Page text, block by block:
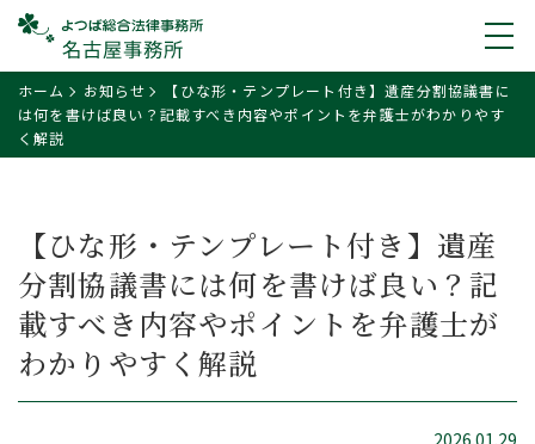
ホーム お知らせ
【ひな形・テンプレート付き】遺産分割協議書に
は何を書けば良い？記載すべき内容やポイントを弁護士がわかりやす
く解説
【ひな形・テンプレート付き】遺産
分割協議書には何を書けば良い？記
載すべき内容やポイントを弁護士が
わかりやすく解説
2026.01.29